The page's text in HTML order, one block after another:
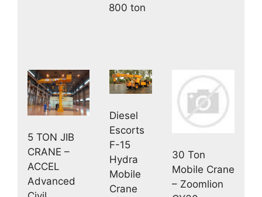
800 ton
5 TON JIB
CRANE –
ACCEL
Advanced
Diesel
Escorts
F-15
Hydra
Mobile
Crane
30 Ton
Mobile Crane
– Zoomlion